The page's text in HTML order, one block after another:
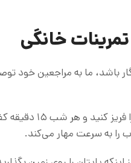
خانگی
باشد، ما به مراجعین خود
ماساژ با بطری
را به سرعت مهار می‌کند.